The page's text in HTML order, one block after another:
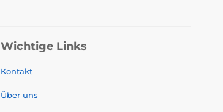
Wichtige Links
Kontakt
Über uns